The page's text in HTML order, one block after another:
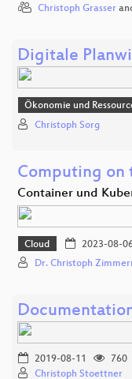
Christoph Grasser
Digitale
Ökonomie und
Christoph Sorg
Computing on
Container und
Cloud 2023-08-
Dr. Christoph
2019-08-11
760
Christoph Stoettner